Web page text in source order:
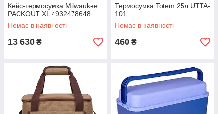
Кейс-термосумка Milwaukee
PACKOUT XL 4932478648
Немає в наявності
13 630 ₴
Термосумка Totem 25л UTTA-
101
Немає в наявності
460 ₴